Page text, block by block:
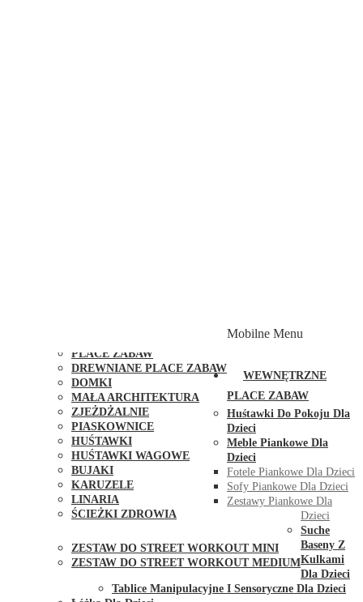
PLACE ZABAW
DREWNIANE PLACE ZABAW
DOMKI
MAŁA ARCHITEKTURA
ZJEŻDŻALNIE
PIASKOWNICE
HUŚTAWKI
HUŚTAWKI WAGOWE
BUJAKI
KARUZELE
LINARIA
ŚCIEŻKI ZDROWIA
ZESTAW DO STREET WORKOUT MINI
ZESTAW DO STREET WORKOUT MEDIUM
Mobilne Menu
WEWNĘTRZNE
PLACE ZABAW
Huśtawki Do Pokoju Dla
Dzieci
Meble Piankowe Dla
Dzieci
Fotele Piankowe Dla Dzieci
Sofy Piankowe Dla Dzieci
Zestawy Piankowe Dla
Dzieci
Suche
Baseny Z
Kulkami
Dla Dzieci
Tablice Manipulacyjne I Sensoryczne Dla Dzieci